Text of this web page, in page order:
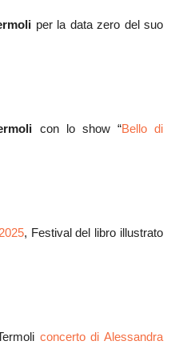
per la data zero del suo
con lo show “Bello di
, Festival del libro illustrato
concerto di Alessandra